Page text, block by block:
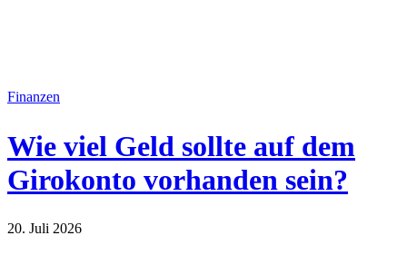
Finanzen
Wie viel Geld sollte auf dem
Girokonto vorhanden sein?
20. Juli 2026